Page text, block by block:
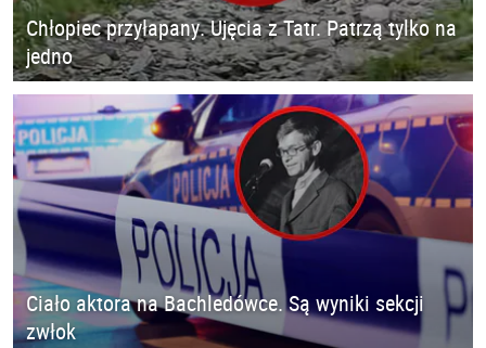
Chłopiec przyłapany. Ujęcia z Tatr. Patrzą tylko na
jedno
Ciało aktora na Bachledówce. Są wyniki sekcji
zwłok